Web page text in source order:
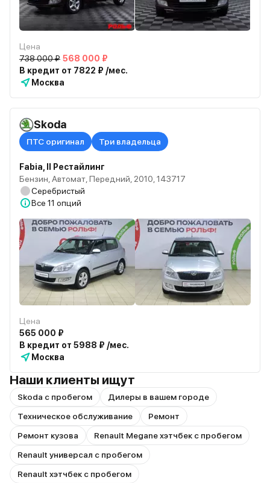
Цена
738 000 ₽ 568 000 ₽
В кредит от 7822 ₽ /мес.
Москва
Skoda
ПТС оригинал Три владельца
Fabia, II Рестайлинг
Бензин, Автомат, Передний, 2010, 143717
Серебристый
Все 11 опций
Цена
565 000 ₽
В кредит от 5988 ₽ /мес.
Москва
Наши клиенты ищут
Skoda с пробегом
Дилеры в вашем городе
Техническое обслуживание
Ремонт
Ремонт кузова
Renault Megane хэтчбек с пробегом
Renault универсал с пробегом
Renault хэтчбек с пробегом